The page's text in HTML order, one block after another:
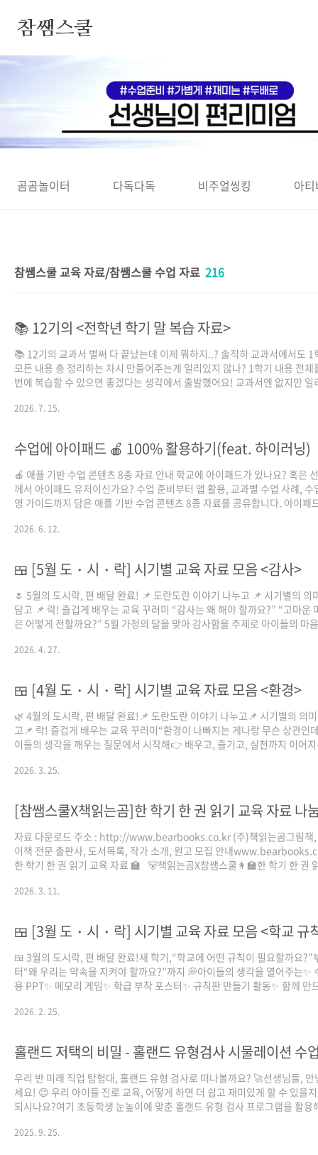
참쌤스쿨
◀
곰곰놀이터 다독다독 비주얼씽킹 아
참쌤스쿨 교육 자료/참쌤스쿨 수업 자료 216
📚 12기의 <전학년 학기 말 복습 자료>
📚 12기의 교과서 벌써 다 끝났는데 이제 뭐하지..? 솔직히 교과서에서도 1
모든 내용 총 정리하는 차시 만들어주는게 일리있지 않나? 1학기 내용 전체
번에 복습할 수 있으면 좋겠다는 생각에서 출발했어요! 교과서엔 없지만 일
6학년까지 ✏️ 중요 내용만 쏙쏙 뽑아 📄 학습지 · PPT · 교사용 답안지까
학기, 잘 배웠을까요? 학기말 정리, 일리있게 정리해 보세요! ⬇️ 다운로드는
스쿨 블로그에
서!https://drive.google.com/drive/folders/
2026. 7. 15.
수업에 아이패드 🍎 100% 활용하기(feat. 하이러닝)
🍎 애플 기반 수업 콘텐츠 8종 자료 안내 학교에 아이패드가 있나요? 혹은
께서 아이패드 유저이신가요? 수업 준비부터 앱 활용, 교과별 수업 사례, 수
영 가이드까지 담은 애플 기반 수업 콘텐츠 8종 자료를 공유합니다. 아이패
이 기록하고, 만들고, 나누는 수업으로 확장할 수 있습니다. 💙 제공 자료 -
름 안내 -아이패드 기본 앱 사용법 아이패드 첫 설정, 기본 조작, 제어 센터,
앱 활용 방법 안내 -아이패드 기반 교육 앱 50선 수업에 바로 연결할 수 있는
능과 활용 포인트 정리 - 초등 ..
2026. 6. 12.
🍱 [5월 도・시・락] 시기별 교육 자료 모음 <감사>
🌷 5월의 도시락, 편 배달 완료! 📌 도란도란 이야기 나누고 📌 시기별의 의
담고 📌 락! 즐겁게 배우는 교육 꾸러미 “감사는 왜 해야 할까요?” “고마운
은 어떻게 전할까요?” 5월 가정의 달을 맞아 감사함을 주제로 아이들의 마
형 감사 교육 꾸러미 ✨ 📑 감사의 의미를 알아보는 PPT로 함께 배우고 🎯
으로 깊이 생각하고 🏆 스승의 날엔 도전! 영양골든벨로 우리 학교 영양 선
친해지고 🌸 감사 표현 포스터로 따뜻한 교실 분위기와 💌 카네이션 엽서
로 학교 안/팎으로 마음을 전해요. 감사는 배울..
2026. 4. 27.
🍱 [4월 도・시・락] 시기별 교육 자료 모음 <환경>
🌿 4월의 도시락, 편 배달 완료!📌 도란도란 이야기 나누고📌 시기별의 의
고📌 락! 즐겁게 배우는 교육 꾸러미“환경이 나빠지는 게나랑 무슨 상관인
이들의 생각을 깨우는 질문에서 시작해👉 배우고, 즐기고, 실천까지 이어
수거송으로 쉽게 배우고🎯 퀴즈 & 메모리 게임으로 재미있게 익히고✍️ 시
터와🍽 식생활관 분리배출 챌린지 포스터까지!좋은 습관은작은 실천에서
니다.4월 한 달 동안 아이들과 함께“지구를 위한 약속”을 실천해 보세요
스쿨 7기 선생님들이 여러분이 그린(green) 교실 환경을 응원해요 ..
2026. 3. 25.
자료 다운로드 주소 : http://www.bearbooks.co.kr (주)책읽는곰그림책,
이책 전문 출판사, 도서목록, 작가 소개, 원고 모집 안내
한 학기 한 권 읽기 교육 자료 🏫⠀🐻책읽는곰X참쌤스쿨👩‍🏫한 학기 한 권
초등학교 선생님들께즐거운 책 읽는 교실을 선물합니다! 🏫🎵책읽는곰이
2026. 3. 11.
🍱 [3월 도・시・락] 시기별 교육 자료 모음 <학교 규
🍱 3월의 도시락, 편 배달 완료!새 학기,“학교에 어떤 규칙이 필요할까요?”
터“왜 우리는 약속을 지켜야 할까요?”까지 💭아이들의 생각을 열어주는✨
용 PPT✨ 메모리 게임✨ 학급 부착 포스터✨ 규칙판 만들기 활동✨ 함께 만
다!📌 도란도란 이야기 나누고📌 시기별의 의미를 담고📌 락! 즐겁게 배우
🙌좋은 교실은 우연히 만들어지지 않아요.우리가 매일 지키는 작은 약속이
분위기를 만듭니다 🌱3월 학급 운영,아이들과 함께 “우리 반 약속”을 세워
💛참쌤스쿨 7기 선생님들이 여러분의 시작을 응원해요 🩵 ⬇️ 자료 다운로..
2026. 2. 25.
우리 반 미래 직업 탐험대, 홀랜드 유형 검사로 떠나볼까요? 🚀선생님들, 안
세요! 😊 우리 아이들 진로 교육, 어떻게 하면 더 쉽고 재미있게 할 수 있을
되시나요?여기 초등학생 눈높이에 맞춘 홀랜드 유형 검사 프로그램을 활용
딱한 검사가 아니라, 아이들이 직접 참여하는 느낌을 주는 영상형 시뮬레이
2025. 9. 25.